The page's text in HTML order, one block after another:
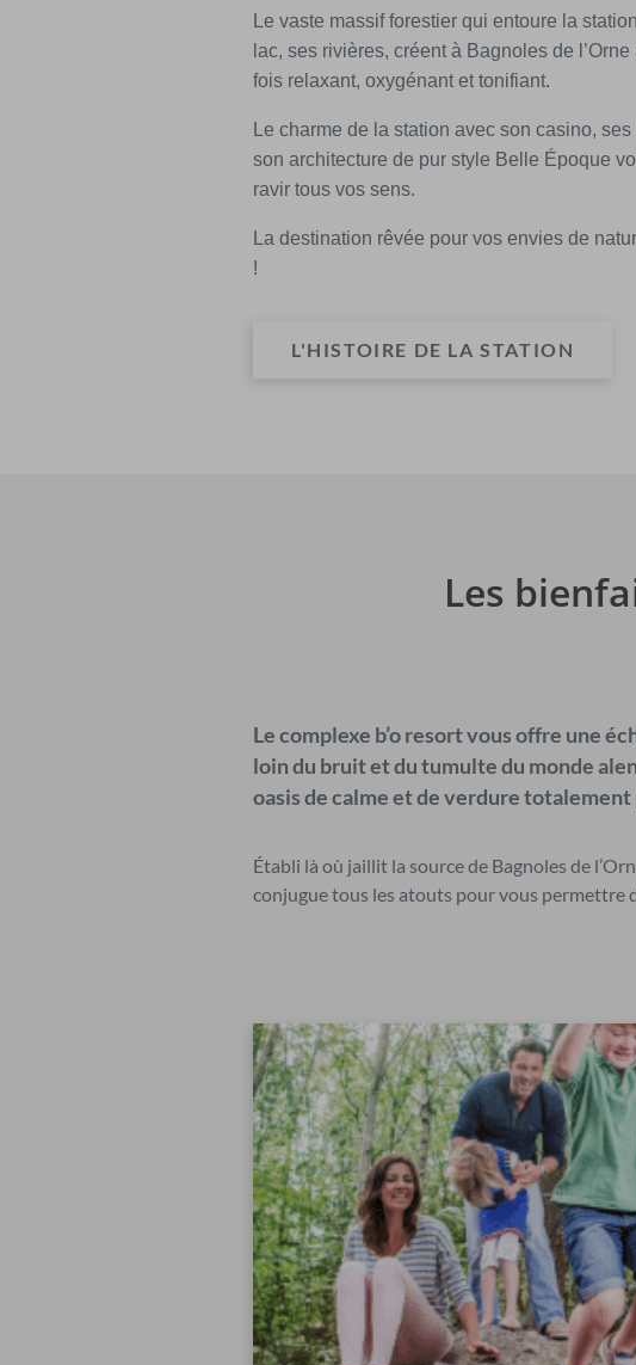
Le vaste massif forestier qui entoure la
lac, ses rivières, créent à Bagnoles de
fois relaxant, oxygénant et tonifiant.
Le charme de la station avec son casino,
son architecture de pur style Belle Époque
ravir tous vos sens.
La destination rêvée pour vos envies de
!
L'HISTOIRE DE LA STATION
Les
Le complexe b’o resort vous offre une
loin du bruit et du tumulte du monde
oasis de calme et de verdure
Établi là où jaillit la source de Bagnoles de
conjugue tous les atouts pour vous permettre